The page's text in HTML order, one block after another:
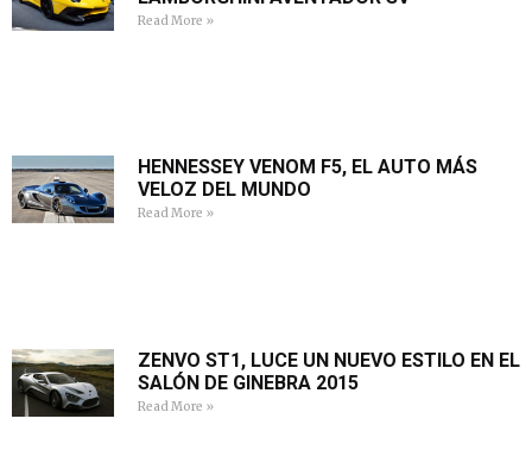
Read More »
HENNESSEY VENOM F5, EL AUTO MÁS
VELOZ DEL MUNDO
Read More »
ZENVO ST1, LUCE UN NUEVO ESTILO EN EL
SALÓN DE GINEBRA 2015
Read More »